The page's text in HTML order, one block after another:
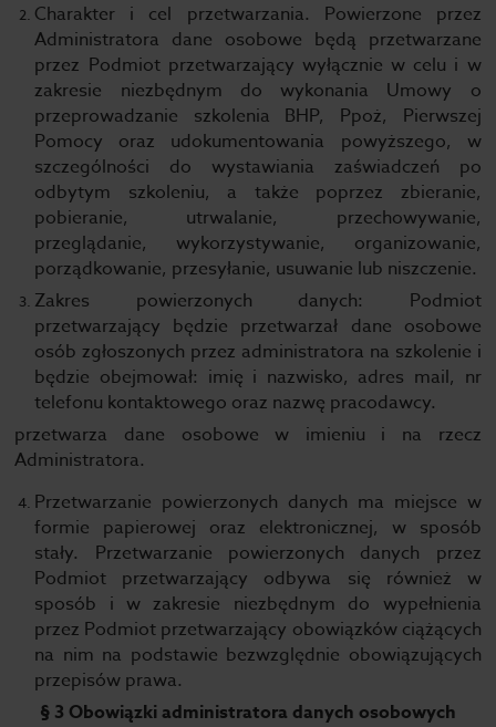
Charakter i cel przetwarzania. Powierzone przez
Administratora dane osobowe będą przetwarzane
przez Podmiot przetwarzający wyłącznie w celu i w
zakresie niezbędnym do wykonania Umowy o
przeprowadzanie szkolenia BHP, Ppoż, Pierwszej
Pomocy oraz udokumentowania powyższego, w
szczególności do wystawiania zaświadczeń po
odbytym szkoleniu, a także poprzez zbieranie,
pobieranie, utrwalanie, przechowywanie,
przeglądanie, wykorzystywanie, organizowanie,
porządkowanie, przesyłanie, usuwanie lub niszczenie.
Zakres powierzonych danych: Podmiot
przetwarzający będzie przetwarzał dane osobowe
osób zgłoszonych przez administratora na szkolenie i
będzie obejmował: imię i nazwisko, adres mail, nr
telefonu kontaktowego oraz nazwę pracodawcy.
przetwarza dane osobowe w imieniu i na rzecz
Administratora.
Przetwarzanie powierzonych danych ma miejsce w
formie papierowej oraz elektronicznej, w sposób
stały. Przetwarzanie powierzonych danych przez
Podmiot przetwarzający odbywa się również w
sposób i w zakresie niezbędnym do wypełnienia
przez Podmiot przetwarzający obowiązków ciążących
na nim na podstawie bezwzględnie obowiązujących
przepisów prawa.
§ 3 Obowiązki administratora danych osobowych